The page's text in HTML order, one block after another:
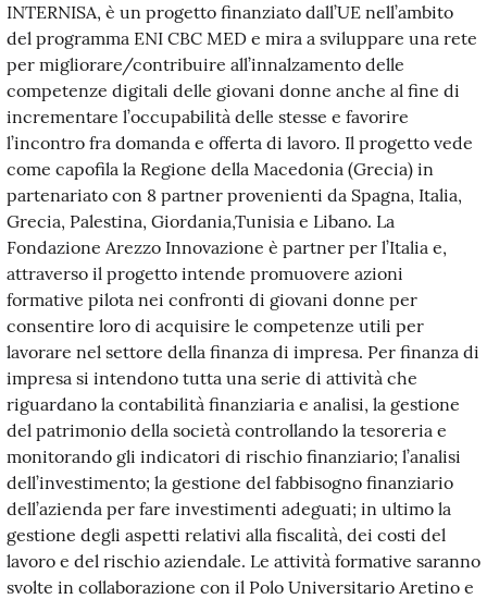
INTERNISA, è un progetto finanziato dall’UE nell’ambito
del programma ENI CBC MED e mira a sviluppare una rete
per migliorare/contribuire all’innalzamento delle
competenze digitali delle giovani donne anche al fine di
incrementare l’occupabilità delle stesse e favorire
l’incontro fra domanda e offerta di lavoro. Il progetto vede
come capofila la Regione della Macedonia (Grecia) in
partenariato con 8 partner provenienti da Spagna, Italia,
Grecia, Palestina, Giordania,Tunisia e Libano. La
Fondazione Arezzo Innovazione è partner per l’Italia e,
attraverso il progetto intende promuovere azioni
formative pilota nei confronti di giovani donne per
consentire loro di acquisire le competenze utili per
lavorare nel settore della finanza di impresa. Per finanza di
impresa si intendono tutta una serie di attività che
riguardano la contabilità finanziaria e analisi, la gestione
del patrimonio della società controllando la tesoreria e
monitorando gli indicatori di rischio finanziario; l’analisi
dell’investimento; la gestione del fabbisogno finanziario
dell’azienda per fare investimenti adeguati; in ultimo la
gestione degli aspetti relativi alla fiscalità, dei costi del
lavoro e del rischio aziendale. Le attività formative saranno
svolte in collaborazione con il Polo Universitario Aretino e